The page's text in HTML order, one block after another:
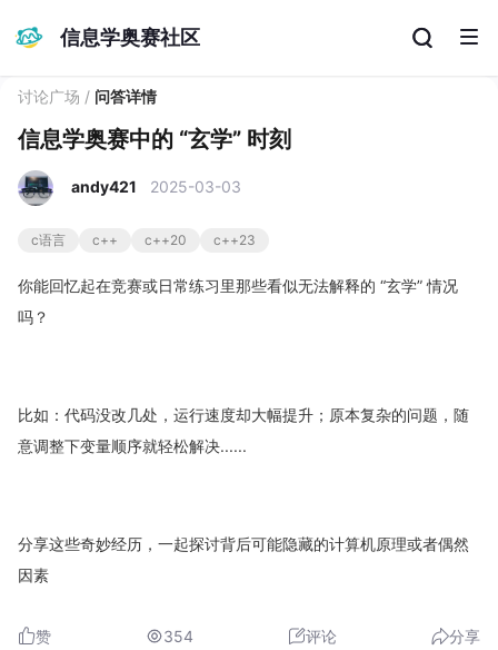
信息学奥赛社区
讨论广场 / 问答详情
信息学奥赛中的 “玄学” 时刻
andy421 2025-03-03
c语言 c++ c++20 c++23
你能回忆起在竞赛或日常练习里那些看似无法解释的 “玄学” 情况
吗？
比如：代码没改几处，运行速度却大幅提升；原本复杂的问题，随
意调整下变量顺序就轻松解决......
分享这些奇妙经历，一起探讨背后可能隐藏的计算机原理或者偶然
因素
赞 354 评论 分享